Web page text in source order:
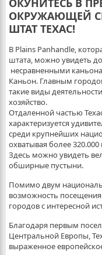
ОКУНИТЕСЬ В
ОКРУЖАЮЩЕЙ
ШТАТ ТЕХАС!
В Plains Panhandle,
штата, можно увидеть
несравненными
Каньон. Главным
такие виды
хозяйство.
Отдаленной частью
характеризуется
среди крупнейших
охватывая более
Здесь можно увидеть
обширные пустыни.
Помимо двум
возможность
городов с интересной
Благодаря первым
Центральной Европы,
выраженное